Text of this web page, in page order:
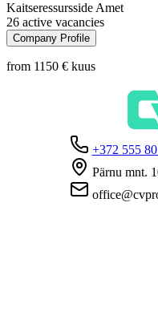
Kaitseressursside Amet
26 active vacancies
Company Profile
from 1150 € kuus
+372 555
Pärnu mnt.